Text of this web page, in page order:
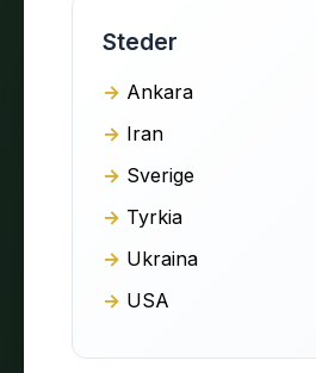
Steder
Ankara
Iran
Sverige
Tyrkia
Ukraina
USA